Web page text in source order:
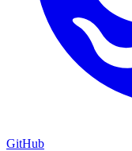
GitHub